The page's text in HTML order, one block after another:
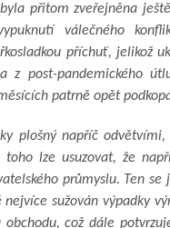
přitom zveřejněna
válečného
příchuť, jelikož
z post-pandemického
patrně opět
plošný napříč
lze usuzovat, že
průmyslu. Ten
sužován výpadky
což dále